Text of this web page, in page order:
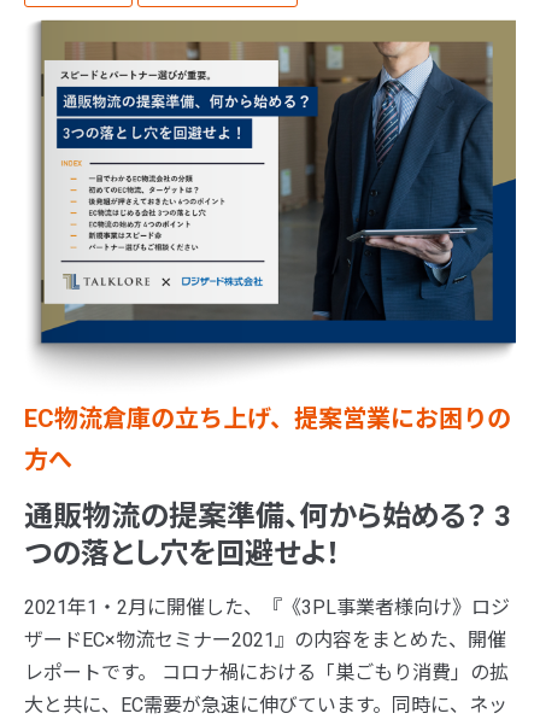
EC物流倉庫の立ち上げ、提案営業にお困りの
方へ
通販物流の提案準備、何から始める？ 3
つの落とし穴を回避せよ！
2021年1・2月に開催した、『《3PL事業者様向け》ロジ
ザードEC×物流セミナー2021』の内容をまとめた、開催
レポートです。 コロナ禍における「巣ごもり消費」の拡
大と共に、EC需要が急速に伸びています。同時に、ネッ